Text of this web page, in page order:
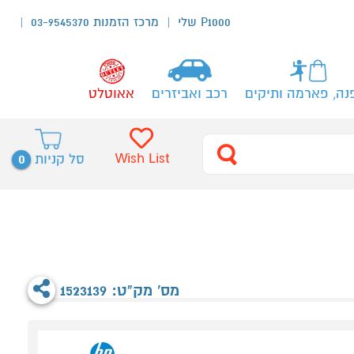
P1000 שלי מרכז הזמנות 03-9545370
פארמה ותיקים רכב ואביזרים אאוטלט
סל קניות 0 Wish List
מס' מק"ט: 1523139